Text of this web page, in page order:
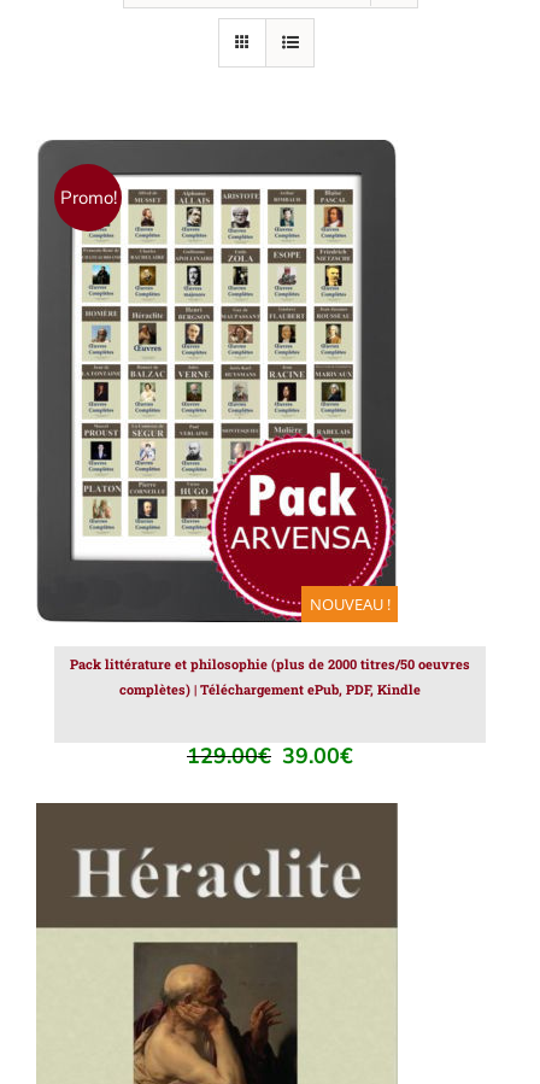
Promo!
NOUVEAU !
AJOUTER AU PANIER / DÉTAILS
Pack littérature et philosophie (plus de 2000 titres/50 oeuvres
complètes) | Téléchargement ePub, PDF, Kindle
129.00€ Le
initial
129.00€.
39.00€Le
actuel
39.00€.
AJOUTER AU PANIER /